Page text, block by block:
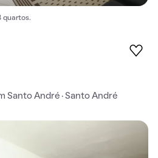
quartos.
Santo André · Santo André